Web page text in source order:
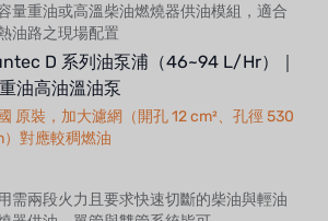
量重油或高溫柴油燃燒器供油模組，適合
油路之現場配置
D 系列油泵浦（46~94 L/Hr）｜
油高油溫油泵
原裝，加大濾網（開孔 12 cm²、孔徑 530
）對應較稠燃油
需兩段火力且要求快速切斷的柴油與輕油